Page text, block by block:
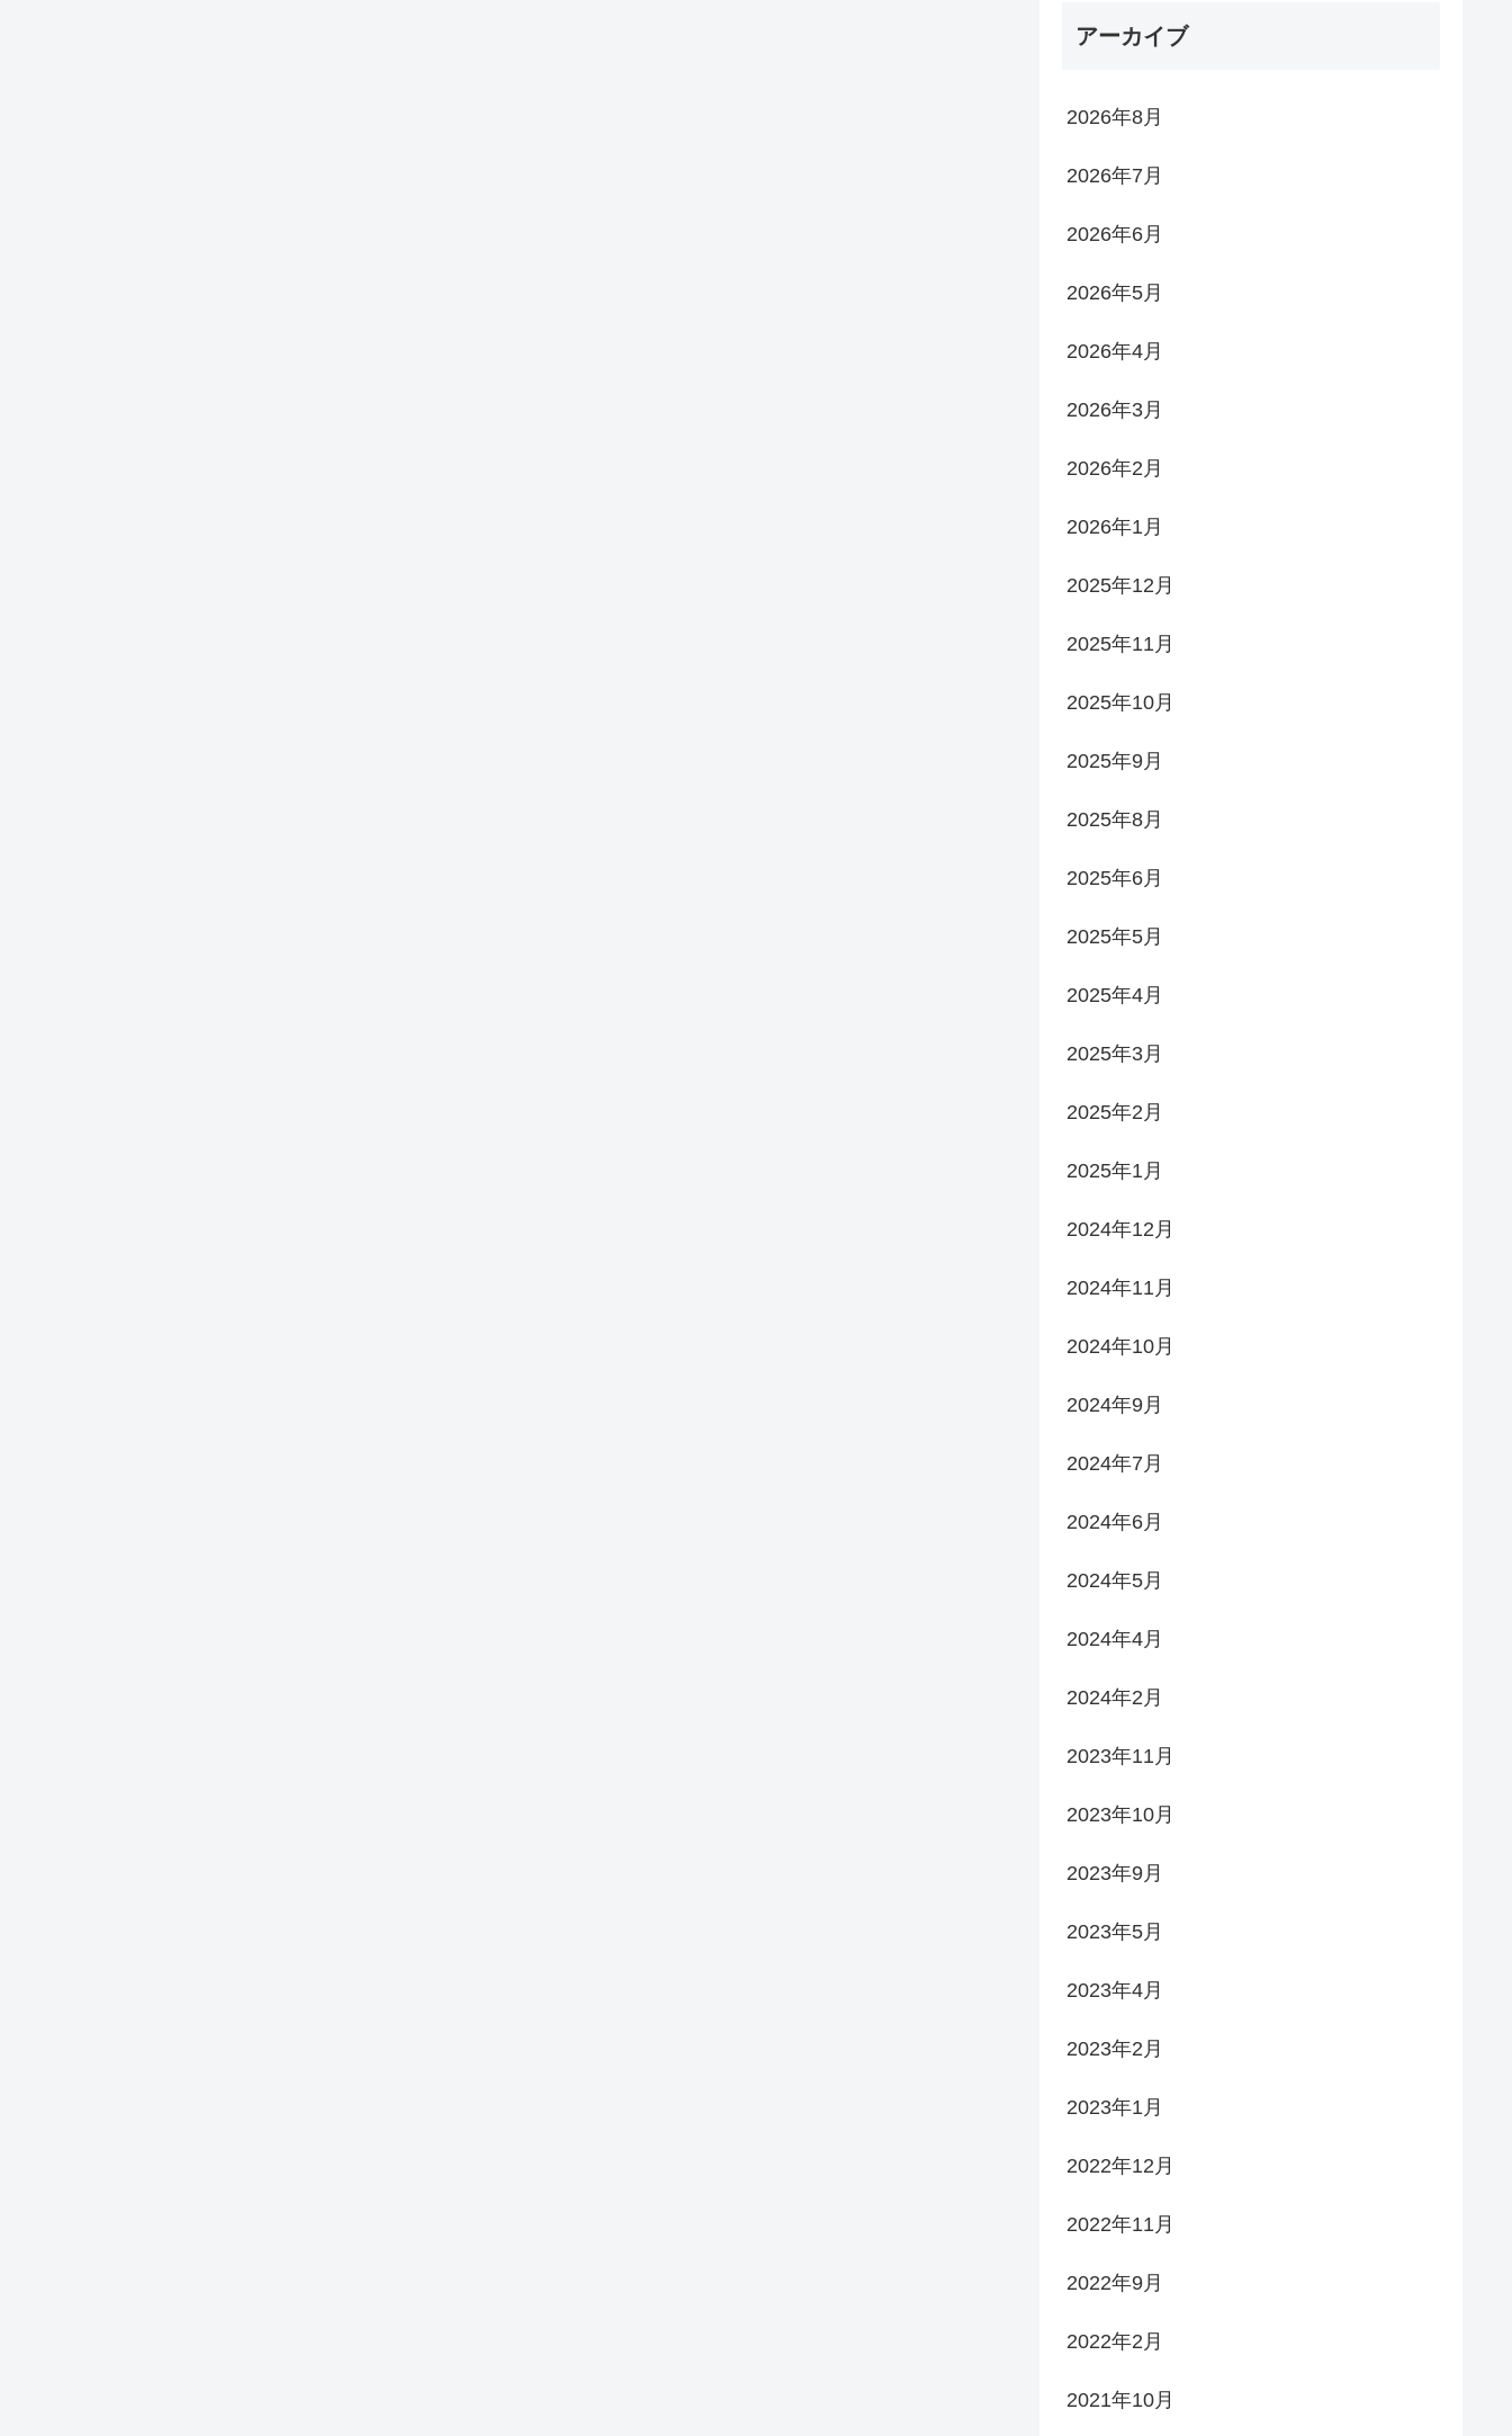
アーカイブ
2026年8月
2026年7月
2026年6月
2026年5月
2026年4月
2026年3月
2026年2月
2026年1月
2025年12月
2025年11月
2025年10月
2025年9月
2025年8月
2025年6月
2025年5月
2025年4月
2025年3月
2025年2月
2025年1月
2024年12月
2024年11月
2024年10月
2024年9月
2024年7月
2024年6月
2024年5月
2024年4月
2024年2月
2023年11月
2023年10月
2023年9月
2023年5月
2023年4月
2023年2月
2023年1月
2022年12月
2022年11月
2022年9月
2022年2月
2021年10月